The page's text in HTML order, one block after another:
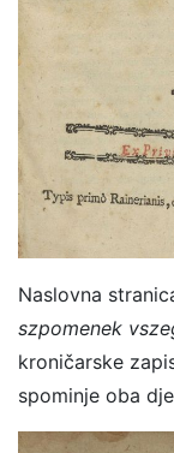
Naslovna
szpomenek
kroničarske
spominje oba